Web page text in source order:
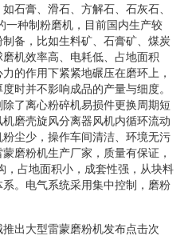
石膏、滑石、方解石、石灰石、
一种制粉磨机，目前国内生产较
备，比如生料矿、石膏矿、煤炭
机效率高、电耗低、占地面积
的作用下紧紧地碾压在磨环上，
时并不影响成品的产量与细度。
了离心粉碎机易损件更换周期短
磨壳旋风分离器风机内循环流动
尘少，操作车间清洁、环境无污
磨粉机生产厂家，质量有保证，
，占地面积小，成套性强，从块料
。电气系统采用集中控制，磨粉
出大型雷蒙磨粉机发布点击次